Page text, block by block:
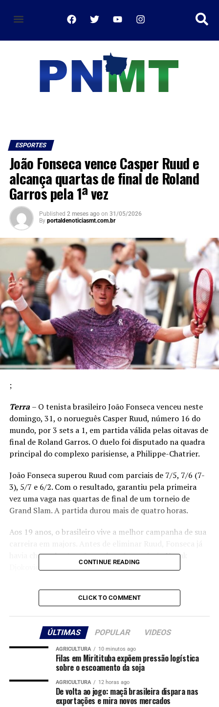
ESPORTES
João Fonseca vence Casper Ruud e
alcança quartas de final de Roland
Garros pela 1ª vez
Published 2 meses ago on 31/05/2026
By portaldenoticiasmt.com.br
;
Terra – O tenista brasileiro João Fonseca venceu neste
domingo, 31, o norueguês Casper Ruud, número 16 do
mundo, por 3 sets a 1, em partida válida pelas oitavas de
final de Roland Garros. O duelo foi disputado na quadra
principal do complexo parisiense, a Philippe-Chatrier.
João Fonseca superou Ruud com parciais de 7/5, 7/6 (7-
3), 5/7 e 6/2. Com o resultado, garantiu pela primeira
vez uma vaga nas quartas de final de um torneio de
Grand Slam. A partida durou mais de quatro horas.
Aos 19 anos, o brasileiro vive a melhor campanha de sua
carreira em majors. Antes de eliminar Ruud, Fonseca já
havia chamado atenção ao derrotar o sérvio Novak
Djokovic na terceira rodada, em uma das maiores
Agora, o brasileiro enfrentará o tcheco Jakub Mensik,
3 sets a 2. Mensik ocupa a 27ª posição do ranking da
ATP, enquanto Fonseca aparece em 30º lugar.
A partida pelas quartas de final está prevista para
ocorrer na terça-feira, 2, em Paris. O vencedor ficará a
duas vitórias do título de Roland Garros.
CONTINUE READING
CLICK TO COMMENT
ÚLTIMAS POPULAR VIDEOS
AGRICULTURA 10 minutos ago
Filas em Miritituba expõem pressão logística
sobre o escoamento da soja
AGRICULTURA 12 horas ago
De volta ao jogo: maçã brasileira dispara nas
exportações e mira novos mercados